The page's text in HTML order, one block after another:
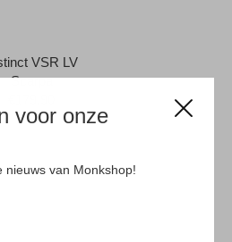
voor onze
nieuws van Monkshop!
VSR LV
Scarpa